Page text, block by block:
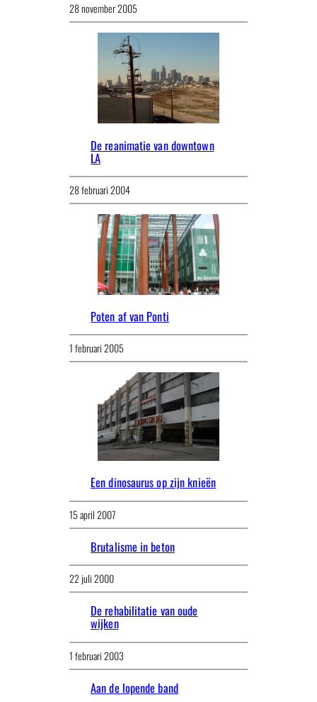
28 november 2005
De reanimatie van downtown
LA
28 februari 2004
Poten af van Ponti
1 februari 2005
Een dinosaurus op zijn knieën
15 april 2007
Brutalisme in beton
22 juli 2000
De rehabilitatie van oude
wijken
1 februari 2003
Aan de lopende band